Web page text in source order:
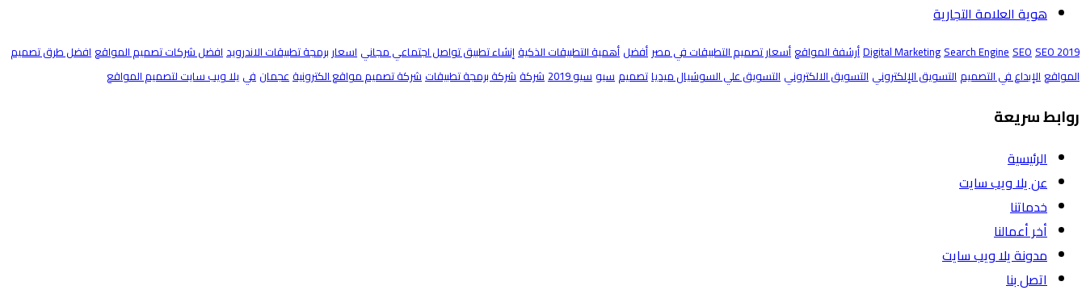
هوية العلامة التجارية
Digital MarketingSearch EngineSEOSEO 2019 أرشفة المواقع أسعار تصميم التطبيقات في مصر أفضل أهمية التطبيقات الذكيةإنشاء تطبيق تواصل اجتماعي مجاني اسعار برمجة تطبيقات الاندرويدافضل شركات تصميم المواقع افضل طرق تصميم
المواقع الإبداع في التصميم التسويق الإلكتروني التسويق الالكتروني التسويق علي السوشيال ميدياتصميم سيو سيو 2019 شركةشركة برمجة تطبيقاتشركة تصميم مواقع الكترونيةعجمان في يلا ويب سايت لتصميم المواقع
روابط سريعة
الرئيسية
عن يلا ويب سايت
خدماتنا
أخر أعمالنا
مدونة يلا ويب سايت
اتصل بنا